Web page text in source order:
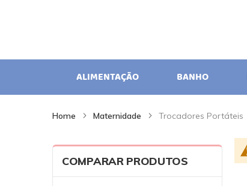
ALIMENTAÇÃO BANHO
Home Maternidade Trocadores Portáteis
COMPARAR PRODUTOS